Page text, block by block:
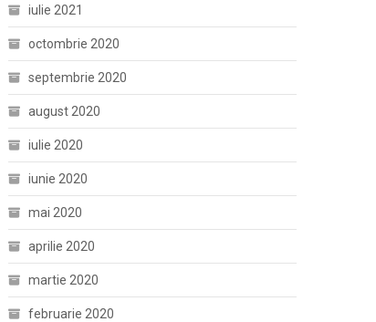
iulie 2021
octombrie 2020
septembrie 2020
august 2020
iulie 2020
iunie 2020
mai 2020
aprilie 2020
martie 2020
februarie 2020